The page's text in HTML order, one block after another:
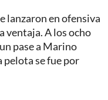
lanzaron en ofensiva
ventaja. A los ocho
pase a Marino
se fue por